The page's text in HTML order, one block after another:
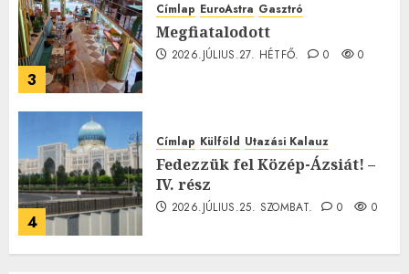
3
Címlap EuroAstra Gasztró
Megfiatalodott
2026.JÚLIUS.27. HÉTFŐ. 0 0
4
Címlap Külföld Utazási Kalauz
Fedezzük fel Közép-Ázsiát! –
IV. rész
2026.JÚLIUS.25. SZOMBAT. 0 0